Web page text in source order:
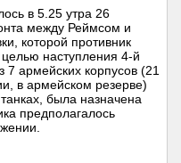
в 5.25 утра 26
между Реймсом и
которой противник
наступления 4-й
армейских корпусов (21
в армейском резерве)
была назначена
предполагалось